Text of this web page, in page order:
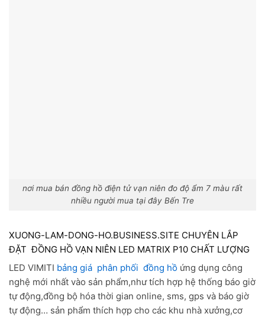
nơi mua bán đồng hồ điện tử vạn niên đo độ ẩm 7 màu rất
nhiều người mua tại đây Bến Tre
XUONG-LAM-DONG-HO.BUSINESS.SITE CHUYÊN LẮP
ĐẶT ĐỒNG HỒ VẠN NIÊN LED MATRIX P10 CHẤT LƯỢNG
LED VIMITI bảng giá phân phối đồng hồ ứng dụng công
nghệ mới nhất vào sản phẩm,như tích hợp hệ thống báo giờ
tự động,đồng bộ hóa thời gian online, sms, gps và báo giờ
tự động… sản phẩm thích hợp cho các khu nhà xưởng,cơ